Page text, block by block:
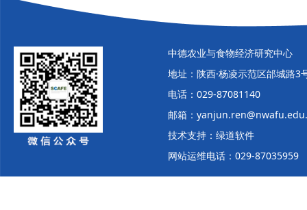
中德农业与食物经济研究中心
地址：陕西·杨凌示范区邰城路3
电话：029-87081140
邮箱：
技术支持：绿道软件
网站运维电话：029-87035959